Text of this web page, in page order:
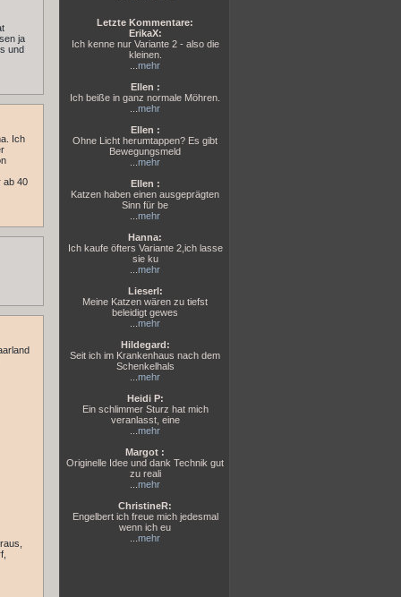
ja
und
Ich
ab 40
Letzte Kommentare:
ErikaX:
Ich kenne nur Variante 2 - also die
kleinen.
mehr
Ellen :
Ich beiße in ganz normale Möhren.
mehr
Ellen :
Ohne Licht herumtappen? Es gibt
Bewegungsmeld
mehr
Ellen :
Katzen haben einen ausgeprägten
Sinn für be
mehr
Hanna:
Ich kaufe öfters Variante 2,ich lasse
sie ku
mehr
Lieserl:
Meine Katzen wären zu tiefst
beleidigt gewes
mehr
Hildegard:
Seit ich im Krankenhaus nach dem
Schenkelhals
mehr
Heidi P:
Ein schlimmer Sturz hat mich
veranlasst, eine
mehr
Margot :
Originelle Idee und dank Technik gut
zu reali
mehr
ChristineR:
Engelbert ich freue mich jedesmal
wenn ich eu
mehr